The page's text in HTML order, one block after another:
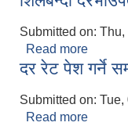
Submitted on: Thu,
Read more
दर रेट पेश गर्ने
Submitted on: Tue,
Read more